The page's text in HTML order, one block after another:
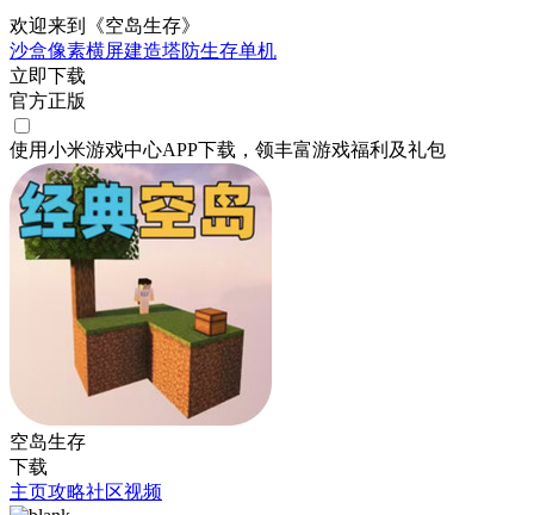
欢迎来到《空岛生存》
沙盒像素横屏建造塔防生存单机
立即下载
官方正版
使用小米游戏中心APP下载 ，领丰富游戏福利 及礼包
空岛生存
下载
主页攻略社区视频